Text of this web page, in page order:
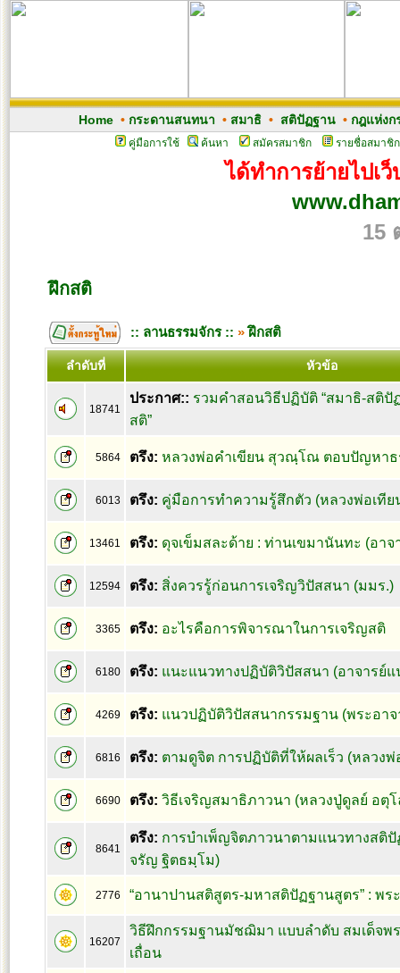
Home• กระดานสนทนา • สมาธิ• สติปัฏฐาน• กฎแห่งก
คู่มือการใช้ ค้นหา สมัครสมาชิก รายชื่อสมาชิก
ได้ทำการย้ายไปเ
15
ฝึกสติ
:: ลานธรรมจักร :: »ฝึกสติ
ลำดับที่ หัวข้อ
18741
ประกาศ:: รวมคำสอนวิธีปฏิบัติ “สมาธิ-สติปั
สติ”
5864 ตรึง: หลวงพ่อคำเขียน สุวณฺโณ ตอบปัญหาธ
6013 ตรึง: คู่มือการทำความรู้สึกตัว (หลวงพ่อเทีย
13461 ตรึง: ดุจเข็มสละด้าย : ท่านเขมานันทะ (อาจ
12594 ตรึง: สิ่งควรรู้ก่อนการเจริญวิปัสสนา (มมร.)
3365 ตรึง: อะไรคือการพิจารณาในการเจริญสติ
6180 ตรึง: แนะแนวทางปฏิบัติวิปัสสนา (อาจารย์
4269 ตรึง: แนวปฏิบัติวิปัสสนากรรมฐาน (พระอา
6816 ตรึง: ตามดูจิต การปฏิบัติที่ให้ผลเร็ว (หลวง
6690 ตรึง: วิธีเจริญสมาธิภาวนา (หลวงปู่ดูลย์ อตุโ
8641
ตรึง: การบำเพ็ญจิตภาวนาตามแนวทางสติ
จรัญ ฐิตธมฺโม)
2776 “อานาปานสติสูตร-มหาสติปัฏฐานสูตร” : พร
16207
วิธีฝึกกรรมฐานมัชฌิมา แบบลำดับ สมเด็จพ
เถื่อน